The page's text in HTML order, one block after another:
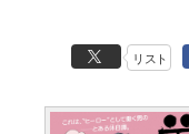
リスト